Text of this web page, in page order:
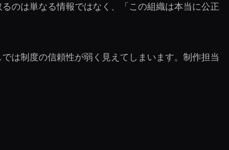
のは単なる情報ではなく、「この組織は本当に公正
は制度の信頼性が弱く見えてしまいます。制作担当